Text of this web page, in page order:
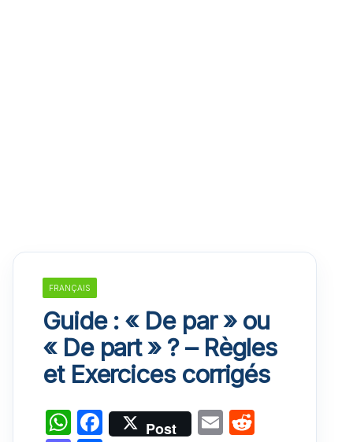
FRANÇAIS
Guide : « De par » ou
« De part » ? – Règles
et Exercices corrigés
W F
Post
E